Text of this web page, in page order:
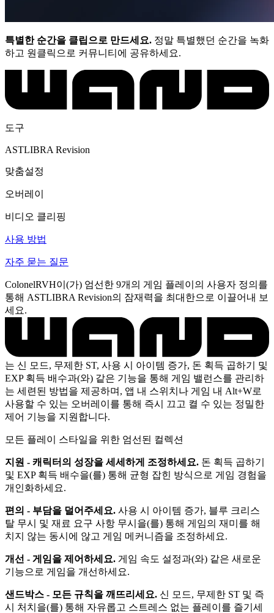
특별한 순간을 클립으로 만드세요. 정말 특별했던 순간을 녹화
하고 원클릭으로 커뮤니티에 공유하세요.
도구
ASTLIBRA Revision
맞춤설정
오버레이
비디오 클리핑
사용 방법
자주 묻는 질문
ColonelRVH이(가) 엄선한 9개의 게임 플레이의 사용자 정의를
통해 ASTLIBRA Revision의 잠재력을 최대한으로 이끌어내 보
세요.
는 신 모드, 무제한 ST, 사용 시 아이템 증가, 돈 획득 곱하기 및
EXP 획득 배수과(와) 같은 기능을 통해 게임 밸런스를 관리하
는 세련된 방법을 제공하며, 앱 내 스위치나 게임 내 Alt+W로
사용할 수 있는 오버레이를 통해 즉시 끄고 켤 수 있는 정밀한
제어 기능을 지원합니다.
모든 플레이 스타일을 위한 엄선된 컬렉션
지원 - 캐릭터의 성장을 세세하게 조정하세요. 돈 획득 곱하기
및 EXP 획득 배수을(를) 통해 균형 잡힌 방식으로 게임 경험을
개인화하세요.
편의 - 부담을 덜어주세요. 사용 시 아이템 증가, 블루 크리스
탈 무시 및 재료 요구 사항 무시을(를) 통해 게임의 재미를 해
치지 않는 동시에 않고 게임 메커니즘을 조정하세요.
개선 - 게임을 제어하세요. 게임 속도 설정과(와) 같은 새로운
기능으로 게임을 개선하세요.
샌드박스 - 모든 규칙을 깨뜨리세요. 신 모드, 무제한 ST 및 즉
시 처치을(를) 통해 자유롭고 스트레스 없는 플레이를 즐기세